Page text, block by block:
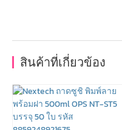
สินค้าที่เกี่ยวข้อง